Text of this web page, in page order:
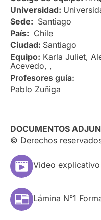
Universidad:
Sede: Santiago
País: Chile
Ciudad: Santiago
Equipo: Karla Juliet,
Acevedo, ,
Profesores guía:
Pablo Zuñiga
DOCUMENTOS
© Derechos
Video explicativo
Lámina N°1